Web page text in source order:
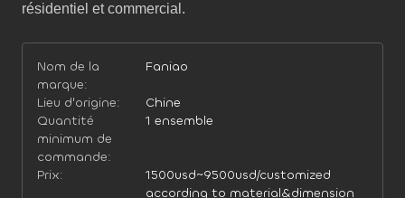
résidentiel et commercial.
Nom de la
marque:
Faniao
Lieu d'origine:
Chine
Quantité
minimum de
commande:
1 ensemble
Prix:
1500usd~9500usd/customized
according to material&dimension